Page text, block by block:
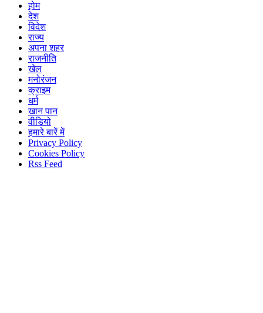
होम
देश
विदेश
राज्य
अपना शहर
राजनीति
खेल
मनोरंजन
क्राइम
धर्म
खान पान
वीडियो
हमारे बारें में
Privacy Policy
Cookies Policy
Rss Feed